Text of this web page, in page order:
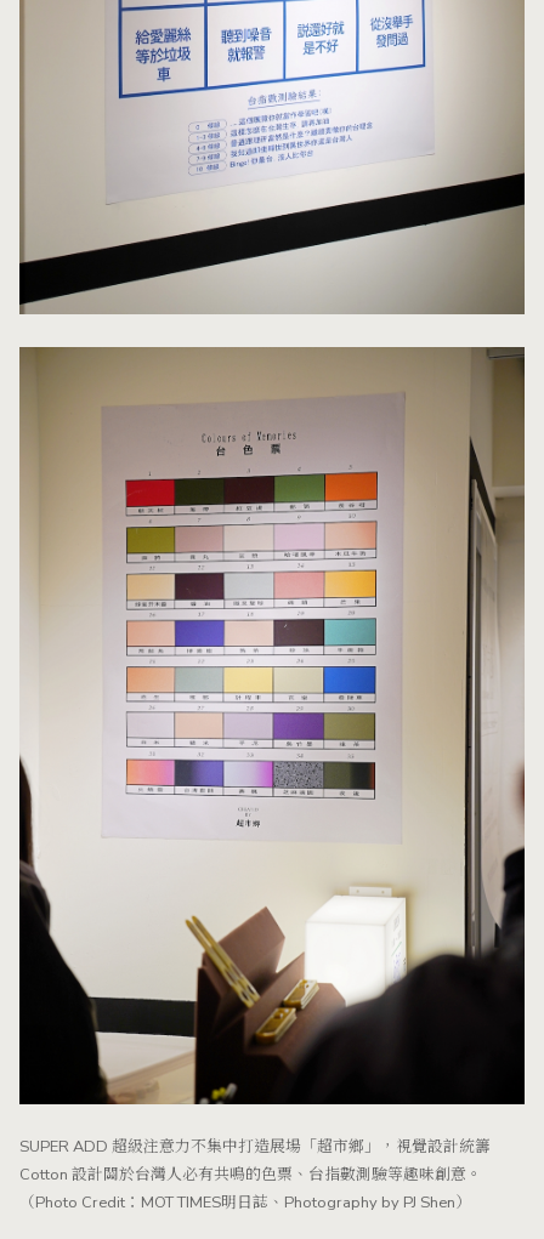
SUPER ADD 超級注意力不集中打造展場「超市鄉」，視覺設計統籌
Cotton 設計關於台灣人必有共鳴的色票、台指數測驗等趣味創意。
（Photo Credit：MOT TIMES明日誌、Photography by PJ Shen）